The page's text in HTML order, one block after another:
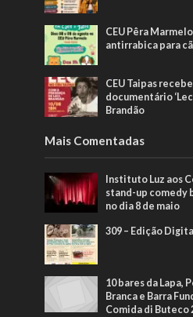
CEU Pêra
antirrabica para
CEU Taipas
documentário
Brandão
Mais Comentadas
Instituto Luz aos
stand-up comedy
no dia 8 de maio
309 – Edição Digital
10 bares da Lapa,
Branca e Barra
Comida di Buteco